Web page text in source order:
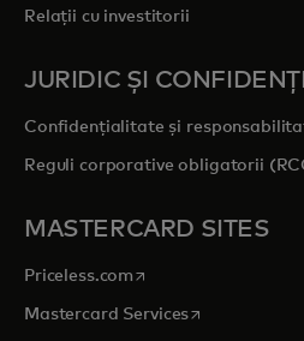
Relații cu investitorii
JURIDIC ȘI
Confidențialitate și
Reguli corporative obligatorii
MASTERCARD SITES
Priceless.com opens in a new tab
Mastercard Servicesopens in a